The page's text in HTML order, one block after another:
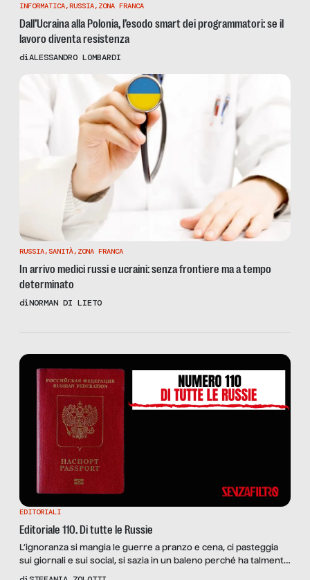
INFORMATICA,RUSSIA, ZONA FRANCA
Dall’Ucraina alla Polonia, l’esodo smart dei programmatori: se il
lavoro diventa resistenza
diALESSANDRO LOMBARDI
RUSSIA, SANITÀ, ZONA FRANCA
In arrivo medici russi e ucraini: senza frontiere ma a tempo
determinato
diNORMAN DI LIETO
EDITORIALI
Editoriale 110. Di tutte le Russie
L’ignoranza si mangia le guerre a pranzo e cena, ci pasteggia
sui giornali e sui social, si sazia in un baleno perché ha talmente
tanto vuoto in pancia che le va bene tutto pur di riempirsi. È